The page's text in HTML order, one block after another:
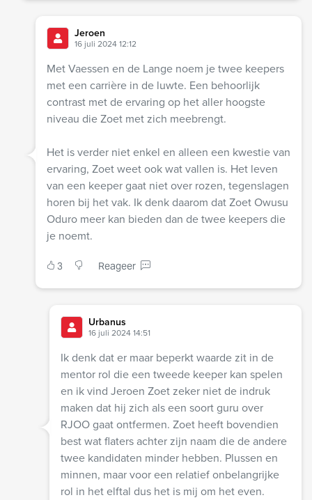
Jeroen
16 juli 2024 12:12
Met Vaessen en de Lange noem je twee keepers
met een carrière in de luwte. Een behoorlijk
contrast met de ervaring op het aller hoogste
niveau die Zoet met zich meebrengt.
Het is verder niet enkel en alleen een kwestie van
ervaring, Zoet weet ook wat vallen is. Het leven
van een keeper gaat niet over rozen, tegenslagen
horen bij het vak. Ik denk daarom dat Zoet Owusu
Oduro meer kan bieden dan de twee keepers die
je noemt.
3 Reageer
Urbanus
16 juli 2024 14:51
Ik denk dat er maar beperkt waarde zit in de
mentor rol die een tweede keeper kan spelen
en ik vind Jeroen Zoet zeker niet de indruk
maken dat hij zich als een soort guru over
RJOO gaat ontfermen. Zoet heeft bovendien
best wat flaters achter zijn naam die de andere
twee kandidaten minder hebben. Plussen en
minnen, maar voor een relatief onbelangrijke
rol in het elftal dus het is mij om het even.